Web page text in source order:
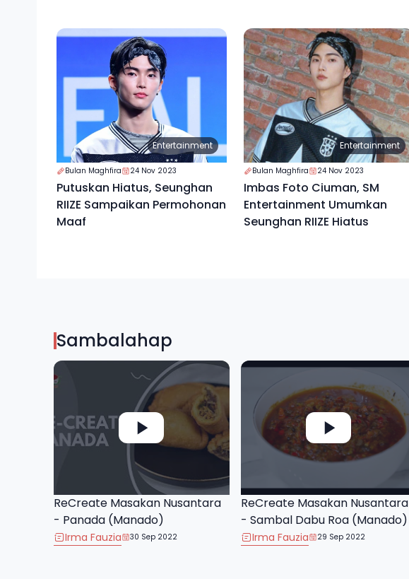
Entertainment
Bulan Maghfira 24 Nov 2023
Putuskan Hiatus, Seunghan
RIIZE Sampaikan Permohonan
Maaf
Entertainment
Bulan Maghfira 24 Nov 2023
Imbas Foto Ciuman, SM
Entertainment Umumkan
Seunghan RIIZE Hiatus
Sambalahap
ReCreate Masakan Nusantara
- Panada (Manado)
Irma Fauzia 30 Sep 2022
ReCreate Masakan Nusantara
- Sambal Dabu Roa (Manado)
Irma Fauzia 29 Sep 2022